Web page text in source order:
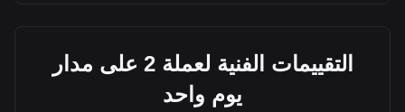
التقييمات الفنية لعملة 2 على مدار
يوم واحد